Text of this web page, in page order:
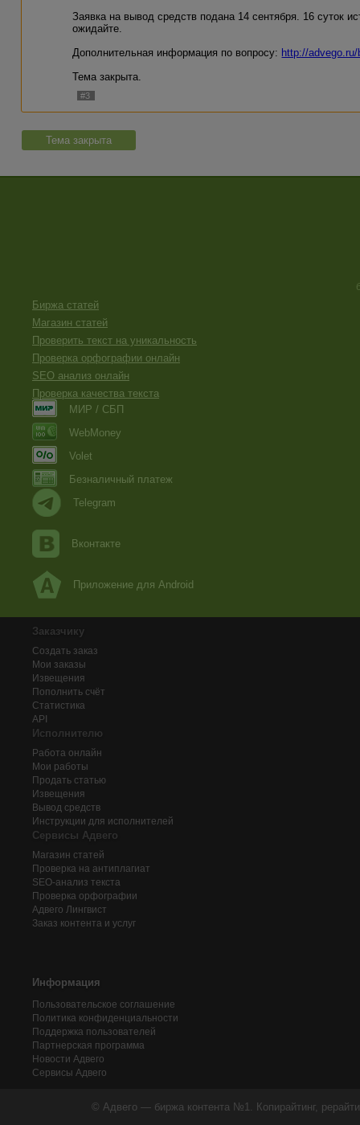
Заявка на вывод средств подана 14 сентября. 16 суток
ожидайте.
Дополнительная информация по вопросу: http://
Тема закрыта.
#3
Тема закрыта
Биржа статей
Магазин статей
Проверить текст на уникальность
Проверка орфографии онлайн
SEO анализ онлайн
Проверка качества текста
МИР / СБП
WebMoney
Volet
Безналичный платеж
Telegram
Вконтакте
Приложение для Android
Заказчику
Создать заказ
Мои заказы
Извещения
Пополнить счёт
Статистика
API
Исполнителю
Работа онлайн
Мои работы
Продать статью
Извещения
Вывод средств
Инструкции для исполнителей
Сервисы Адвего
Магазин статей
Проверка на антиплагиат
SEO-анализ текста
Проверка орфографии
Адвего Лингвист
Заказ контента и услуг
Информация
Пользовательское соглашение
Политика конфиденциальности
Поддержка пользователей
Партнерская программа
Новости Адвего
Сервисы Адвего
© Адвего — биржа контента №1. Копирайтинг,